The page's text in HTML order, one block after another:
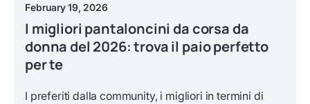
February 19, 2026
I migliori pantaloncini da corsa da
donna del 2026: trova il paio perfetto
per te
I preferiti dalla community, i migliori in termini di